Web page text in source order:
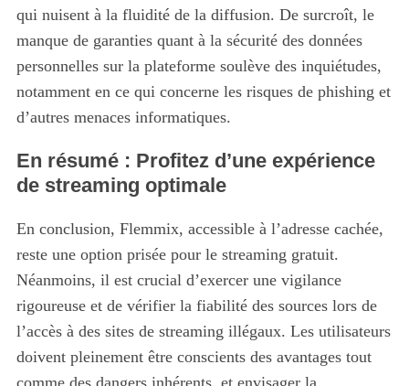
qui nuisent à la fluidité de la diffusion. De surcroît, le
manque de garanties quant à la sécurité des données
personnelles sur la plateforme soulève des inquiétudes,
notamment en ce qui concerne les risques de phishing et
d’autres menaces informatiques.
En résumé : Profitez d’une expérience
de streaming optimale
En conclusion, Flemmix, accessible à l’adresse cachée,
reste une option prisée pour le streaming gratuit.
Néanmoins, il est crucial d’exercer une vigilance
rigoureuse et de vérifier la fiabilité des sources lors de
l’accès à des sites de streaming illégaux. Les utilisateurs
doivent pleinement être conscients des avantages tout